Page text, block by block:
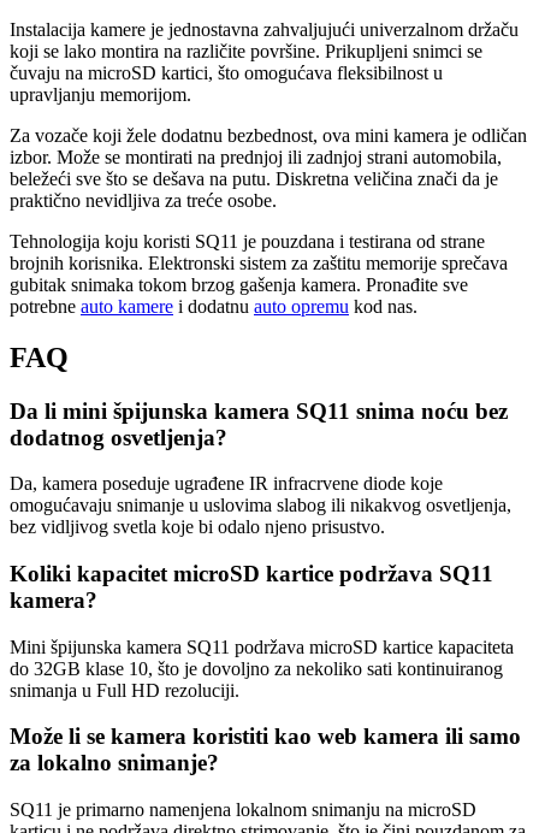
Instalacija kamere je jednostavna zahvaljujući univerzalnom držaču
koji se lako montira na različite površine. Prikupljeni snimci se
čuvaju na microSD kartici, što omogućava fleksibilnost u
upravljanju memorijom.
Za vozače koji žele dodatnu bezbednost, ova mini kamera je odličan
izbor. Može se montirati na prednjoj ili zadnjoj strani automobila,
beležeći sve što se dešava na putu. Diskretna veličina znači da je
praktično nevidljiva za treće osobe.
Tehnologija koju koristi SQ11 je pouzdana i testirana od strane
brojnih korisnika. Elektronski sistem za zaštitu memorije sprečava
gubitak snimaka tokom brzog gašenja kamera. Pronađite sve
potrebne auto kamere i dodatnu auto opremu kod nas.
FAQ
Da li mini špijunska kamera SQ11 snima noću bez
dodatnog osvetljenja?
Da, kamera poseduje ugrađene IR infracrvene diode koje
omogućavaju snimanje u uslovima slabog ili nikakvog osvetljenja,
bez vidljivog svetla koje bi odalo njeno prisustvo.
Koliki kapacitet microSD kartice podržava SQ11
kamera?
Mini špijunska kamera SQ11 podržava microSD kartice kapaciteta
do 32GB klase 10, što je dovoljno za nekoliko sati kontinuiranog
snimanja u Full HD rezoluciji.
Može li se kamera koristiti kao web kamera ili samo
za lokalno snimanje?
SQ11 je primarno namenjena lokalnom snimanju na microSD